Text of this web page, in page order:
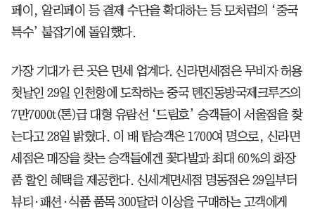
페이, 알리페이 등 결제 수단을 확대하는 등 모처럼의 ‘중국
특수’ 붙잡기에 돌입했다.
가장 기대가 큰 곳은 면세 업계다. 신라면세점은 무비자 허용
첫날인 29일 인천항에 도착하는 중국 톈진동방국제크루즈의
7만7000t(톤)급 대형 유람선 ‘드림호’ 승객들이 서울점을 찾
는다고 28일 밝혔다. 이 배 탑승객은 1700여 명으로, 신라면
세점은 매장을 찾는 승객들에겐 꽃다발과 최대 60%의 화장
품 할인 혜택을 제공한다. 신세계면세점 명동점은 29일부터
뷰티·패션·식품 품목 300달러 이상을 구매하는 고객에게